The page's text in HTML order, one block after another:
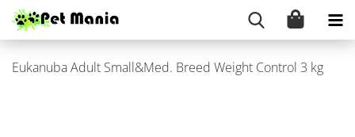
Eu­ka­nu­ba Adult Small&Med. Breed Weight Con­trol 3 kg